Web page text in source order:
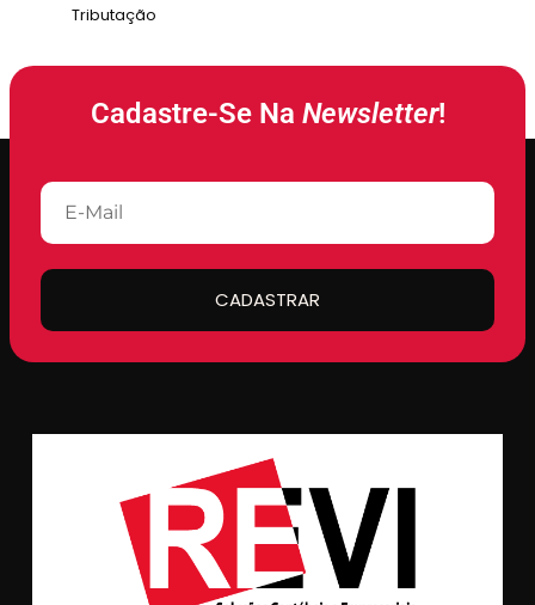
Tributação
Cadastre-Se Na Newsletter!
CADASTRAR